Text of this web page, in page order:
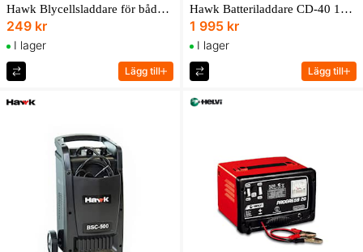
Hawk Blycellsladdare för både 6V & 12V batterier
249 kr
I lager
Lägg till
Hawk Batteriladdare CD-40 12/24V 25A
1 995 kr
I lager
Lägg till